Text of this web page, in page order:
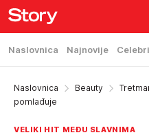
Naslovnica Najnovije
Naslovnica Beauty
pomlađuje
VELIKI HIT MEĐU SLAVNIMA